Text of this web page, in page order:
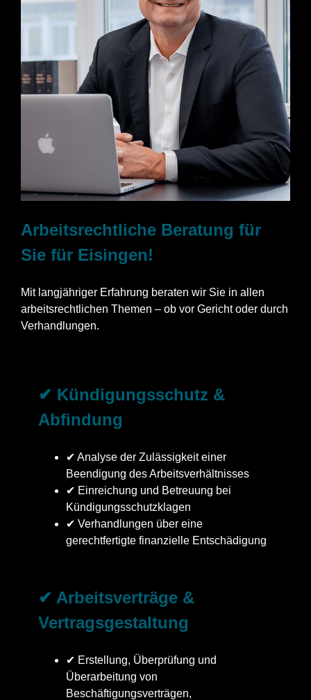
Arbeitsrechtliche Beratung für
Sie für Eisingen!
Mit langjähriger Erfahrung beraten wir Sie in allen
arbeitsrechtlichen Themen – ob vor Gericht oder durch
Verhandlungen.
✔ Kündigungsschutz &
Abfindung
✔ Analyse der Zulässigkeit einer
Beendigung des Arbeitsverhältnisses
✔ Einreichung und Betreuung bei
Kündigungsschutzklagen
✔ Verhandlungen über eine
gerechtfertigte finanzielle Entschädigung
✔ Arbeitsverträge &
Vertragsgestaltung
✔ Erstellung, Überprüfung und
Überarbeitung von
Beschäftigungsverträgen,